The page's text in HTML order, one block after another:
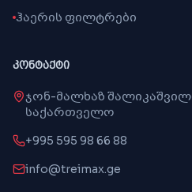
ჰაერის ფილტრები
ᲙᲝᲜᲢᲐᲥᲢᲘ
ჯონ-მალხაზ
საქართველო
+995 595 98 66 88
info@treimax.ge